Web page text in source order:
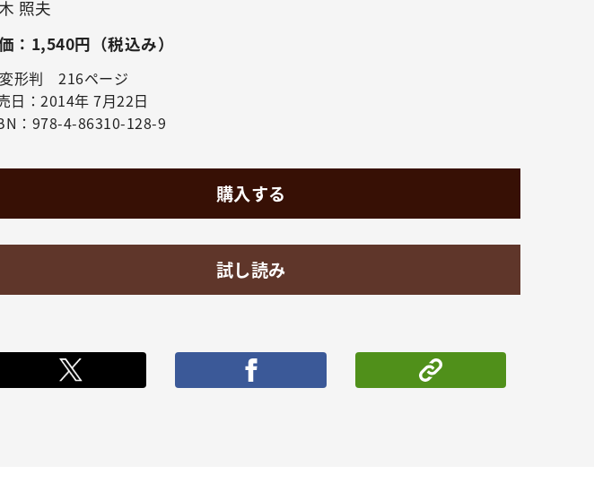
照夫
：1,540円（税込み）
形判 216ページ
日：2014年 7月22日
：978-4-86310-128-9
購入する
試し読み
ポストする シェアする